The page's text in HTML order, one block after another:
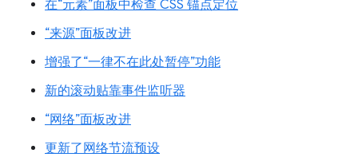
在“元素”面板中检查 CSS 锚点定位
“来源”面板改进
增强了“一律不在此处暂停”功能
新的滚动贴靠事件监听器
“网络”面板改进
更新了网络节流预设